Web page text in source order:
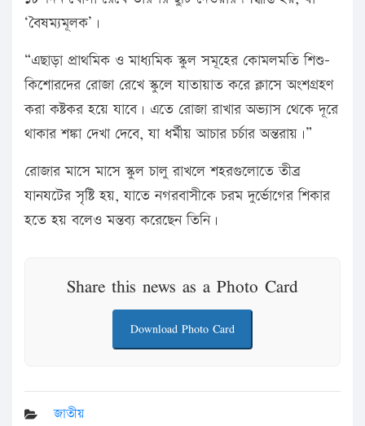
‘বৈষম্যমূলক’।
“এছাড়া প্রাথমিক ও মাধ্যমিক স্কুল সমূহের কোমলমতি শিশু-
কিশোরদের রোজা রেখে স্কুলে যাতায়াত করে ক্লাসে অংশগ্রহণ
করা কষ্টকর হয়ে যাবে। এতে রোজা রাখার অভ্যাস থেকে দূরে
থাকার শঙ্কা দেখা দেবে, যা ধর্মীয় আচার চর্চার অন্তরায়।”
রোজার মাসে মাসে স্কুল চালু রাখলে শহরগুলোতে তীব্র
যানযটের সৃষ্টি হয়, যাতে নগরবাসীকে চরম দুর্ভোগের শিকার
হতে হয় বলেও মন্তব্য করেছেন তিনি।
Share this news as a Photo Card
Download Photo Card
জাতীয়